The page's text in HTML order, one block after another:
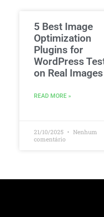
5 Best Image
Optimization
Plugins for
WordPress
on Real Images
READ MORE »
21/10/2025
Nenhum
comentário